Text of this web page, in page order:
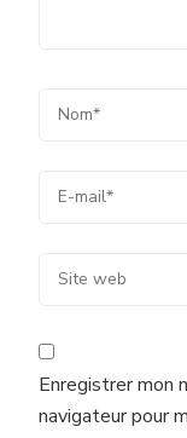
Enregistrer mon
navigateur pour